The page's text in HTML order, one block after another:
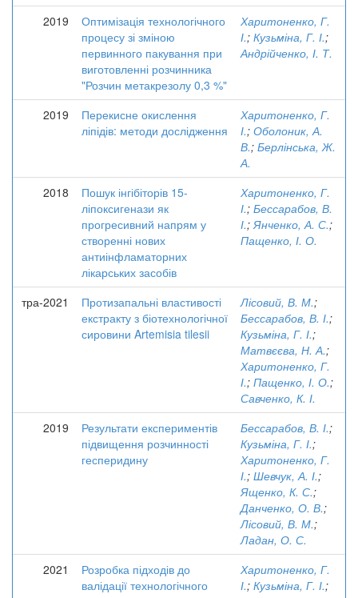
2019
Оптимізація технологічного
процесу зі зміною
первинного пакування при
виготовленні розчинника
"Розчин метакрезолу 0,3 %"
Харитоненко, Г.
І.; Кузьміна, Г. І.;
Андрійченко, І. Т.
2019
Перекисне окислення
ліпідів: методи дослідження
Харитоненко, Г.
І.; Оболоник, А.
В.; Берлінська, Ж.
А.
2018
Пошук інгібіторів 15-
ліпоксигенази як
прогресивний напрям у
створенні нових
антиінфламаторних
лікарських засобів
Харитоненко, Г.
І.; Бессарабов, В.
І.;Янченко, А. С.;
Пащенко, І. О.
тра-2021
Протизапальні властивості
екстракту з біотехнологічної
сировини Artemisia tilesii
Лісовий, В. М.;
Бессарабов, В. І.;
Кузьміна, Г. І.;
Матвєєва, Н. А.;
Харитоненко, Г.
І.; Пащенко, І. О.;
Савченко, К. І.
2019
Результати експериментів
підвищення розчинності
гесперидину
Бессарабов, В. І.;
Кузьміна, Г. І.;
Харитоненко, Г.
І.; Шевчук, А. І.;
Ященко, К. С.;
Данченко, О. В.;
Лісовий, В. М.;
Ладан, О. С.
2021
Розробка підходів до
валідації технологічного
Харитоненко, Г.
І.; Кузьміна, Г. І.;